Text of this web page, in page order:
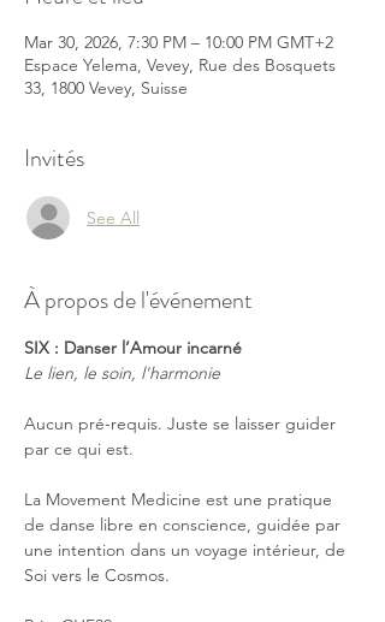
Mar 30, 2026, 7:30 PM – 10:00 PM GMT+2
Espace Yelema, Vevey, Rue des Bosquets
33, 1800 Vevey, Suisse
Invités
See All
À propos de l'événement
SIX : Danser l’Amour incarné
Le lien, le soin, l'harmonie
Aucun pré-requis. Juste se laisser guider
par ce qui est.
La Movement Medicine est une pratique
de danse libre en conscience, guidée par
une intention dans un voyage intérieur, de
Soi vers le Cosmos.